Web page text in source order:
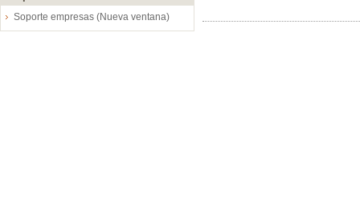
Soporte empresas (Nueva ventana)